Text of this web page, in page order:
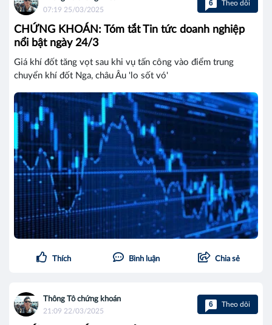
07:19 25/03/2025
6 Theo dõi
CHỨNG KHOÁN: Tóm tắt Tin tức doanh nghiệp
nổi bật ngày 24/3
Giá khí đốt tăng vọt sau khi vụ tấn công vào điểm trung
chuyển khí đốt Nga, châu Âu 'lo sốt vó'
Thích Bình luận Chia sẻ
Thông Tô chứng khoán
21:09 22/03/2025
6 Theo dõi